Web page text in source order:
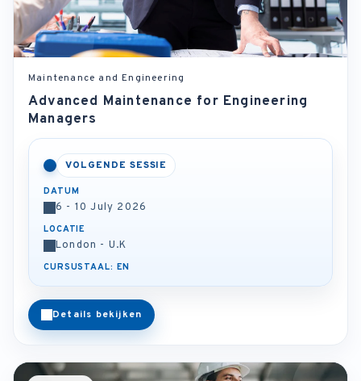
Maintenance and Engineering
Advanced Maintenance for Engineering
Managers
VOLGENDE SESSIE
DATUM
6 - 10 July 2026
LOCATIE
London - U.K
CURSUSTAAL: EN
Details bekijken